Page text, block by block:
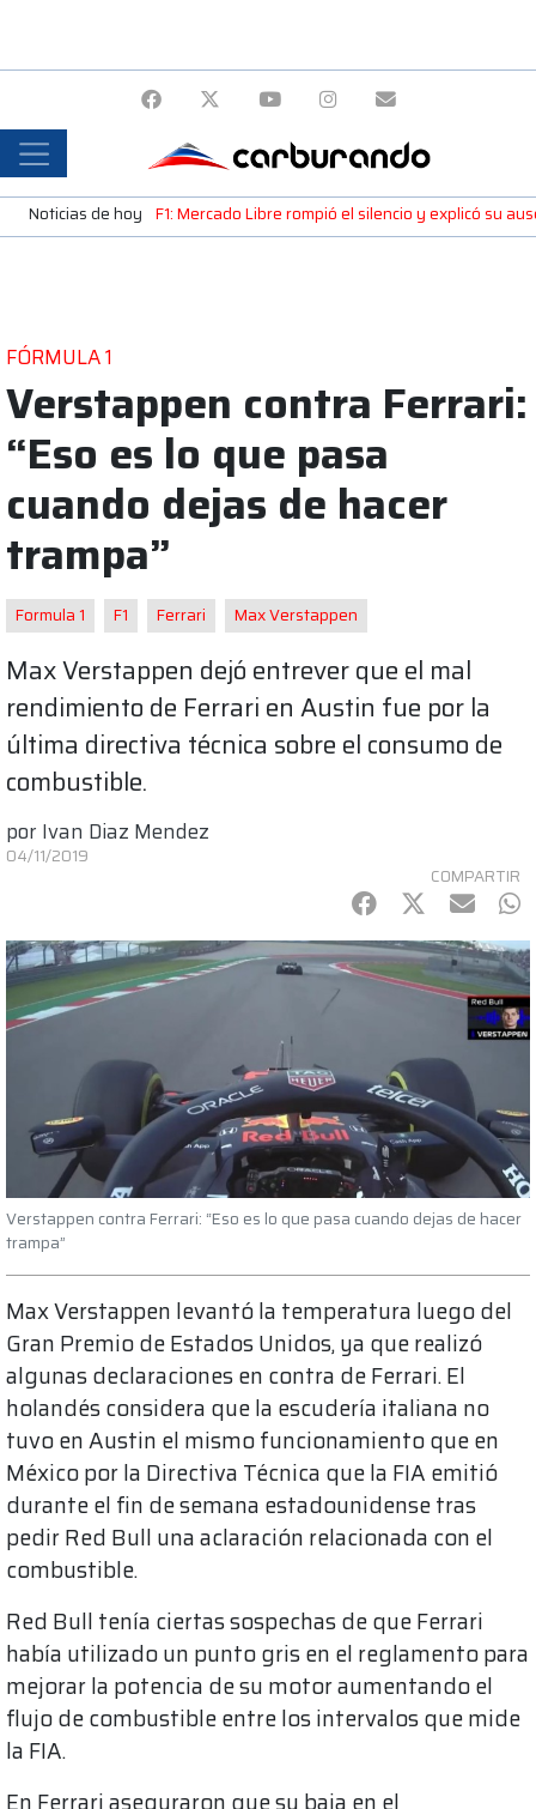
Noticias de hoy F1: Mercado Libre rompió el silencio y explicó su
FÓRMULA 1
Verstappen contra Ferrari:
“Eso es lo que pasa
cuando dejas de hacer
trampa”
Formula 1 F1 Ferrari Max Verstappen
Max Verstappen dejó entrever que el mal
rendimiento de Ferrari en Austin fue por la
última directiva técnica sobre el consumo de
combustible.
por Ivan Diaz Mendez
04/11/2019
COMPARTIR
Facebook
Twitter
mail
Verstappen contra Ferrari: “Eso es lo que pasa cuando dejas de hacer
trampa”
Max Verstappen levantó la temperatura luego del
Gran Premio de Estados Unidos, ya que realizó
algunas declaraciones en contra de Ferrari. El
holandés considera que la escudería italiana no
tuvo en Austin el mismo funcionamiento que en
México por la Directiva Técnica que la FIA emitió
durante el fin de semana estadounidense tras
pedir Red Bull una aclaración relacionada con el
combustible.
Red Bull tenía ciertas sospechas de que Ferrari
había utilizado un punto gris en el reglamento para
mejorar la potencia de su motor aumentando el
flujo de combustible entre los intervalos que mide
la FIA.